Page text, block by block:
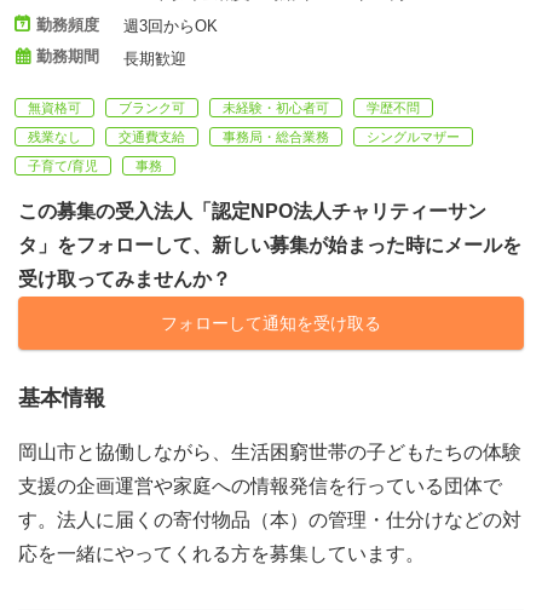
勤務頻度
週3回からOK
勤務期間
長期歓迎
無資格可 ブランク可 未経験・初心者可
学歴不問
残業なし
交通費支給 事務局・総合業務
シングルマザー
子育て/育児
事務
この募集の受入法人「認定NPO法人チャリティーサン
タ」をフォローして、新しい募集が始まった時にメールを
受け取ってみませんか？
フォローして通知を受け取る
基本情報
岡山市と協働しながら、生活困窮世帯の子どもたちの体験
支援の企画運営や家庭への情報発信を行っている団体で
す。法人に届くの寄付物品（本）の管理・仕分けなどの対
応を一緒にやってくれる方を募集しています。